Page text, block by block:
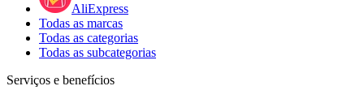
AliExpress
Todas as marcas
Todas as categorias
Todas as subcategorias
Serviços e benefícios